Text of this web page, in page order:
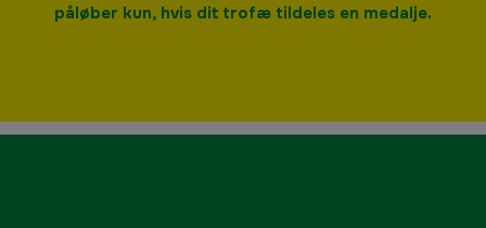
påløber kun, hvis dit trofæ tildeles en medalje.